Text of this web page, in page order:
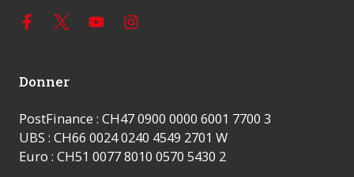
Donner
PostFinance : CH47 0900 0000 6001 7700 3
UBS : CH66 0024 0240 4549 2701 W
Euro : CH51 0077 8010 0570 5430 2